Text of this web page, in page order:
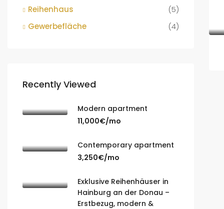
Reihenhaus
(5)
Gewerbefläche
(4)
Recently Viewed
Modern apartment
11,000€/mo
Contemporary apartment
3,250€/mo
Exklusive Reihenhäuser in
Hainburg an der Donau –
Erstbezug, modern &